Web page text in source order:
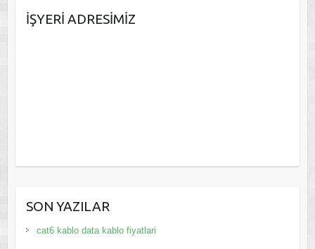
İŞYERI ADRESIMIZ
SON YAZILAR
cat6 kablo data kablo fiyatlari